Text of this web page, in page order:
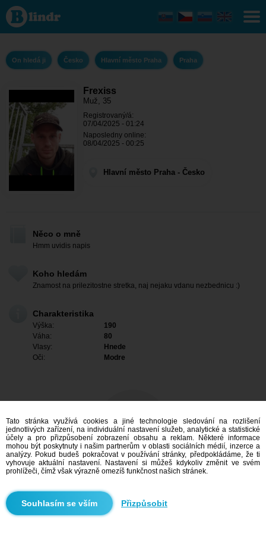
Frexiss
- On
hledá ji
Hlavní
Praha -
PrahaOn hledá ji Česko Hlavní město Praha Praha
Frexiss
Muž, 35
Registrovaný/á:
07/04/2025 - 01:24
Naposledny online:
08/04/2025 - 00:25
Hlavní město Praha - Česko
Něco o mně
Hmm uvidis napis
Koho hledám
Znamost na prilezitostne stretka, naj nejaku vdanu nezbednicu :)
Charakteristika
Výška:
190
Váha:
80
Vlasy:
Hnede
Oči:
Modre
Mám zájem
Vyhledávání
Tato stránka využívá cookies a jiné technologie sledování na rozlišení
jednotlivých zařízení, na individuální nastavení služeb, analytické a statistické
účely a pro přizpůsobení zobrazení obsahu a reklam. Některé informace
mohou být poskytnuty i našim partnerům v oblasti sociálních médií, inzerce a
analýzy. Pokud budeš pokračovat v používání stránky, předpokládáme, že ti
vyhovuje aktuální nastavení. Nastavení si můžeš kdykoliv změnit ve svém
prohlížeči, čímž však výrazně omezíš funkčnost našich stránek.
Přizpůsobit